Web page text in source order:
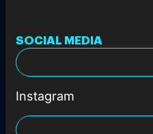
SOCIAL MEDIA
Instagram